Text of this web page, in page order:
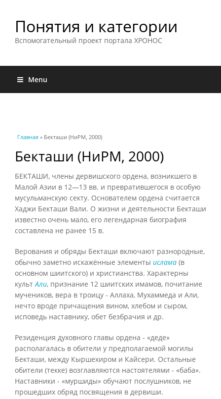
Понятия и категории
Вспомогательный проект портала ХРОНОС
Menu
Вы здесь
Главная » Бекташи (НиРМ, 2000)
Бекташи (НиРМ, 2000)
БЕКТАШИ, члены дервишского ордена, возникшего в
Малой Азии в 12—13 вв. и превратившегося в особую
мусульманскую секту. Основателем ордена считается
Хаджи Бекташи Вали. О жизни и деятельности Бекташи
известно очень мало, его легендарная биография
составлена не ранее 15 в.
Верования и обряды Бекташи включают разнородные,
обычно заметно искажённые элементы ислама (в
основном шиитского) и христианства. Характерны
культ Али, признание 12 шиитских имамов, почитание
мучеников, вера в троицу - Аллаха, Мухаммеда и Али,
нечто вроде причащения вином, хлебом и сыром,
исповедь наставнику, обет безбрачия и др.
Резиденция духовного главы ордена - «деде»
располагалась в обители у предполагаемой могилы
Бекташи, между Кыршехиром и Кайсери. Остальные
обители (текке) возглавляются настоятелями - «баба».
Наставники - «муршиды» обучают послушников, не
прошедших обряд посвящения в дервиши.